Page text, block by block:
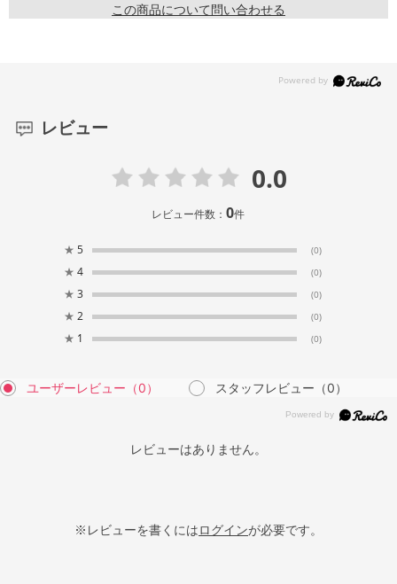
この商品について問い合わせる
レビュー
0.0
レビュー件数：0件
★ 5 (0)
★ 4 (0)
★ 3 (0)
★ 2 (0)
★ 1 (0)
ユーザーレビュー （0） スタッフレビュー （0）
レビューはありません。
※レビューを書くにはログインが必要です。